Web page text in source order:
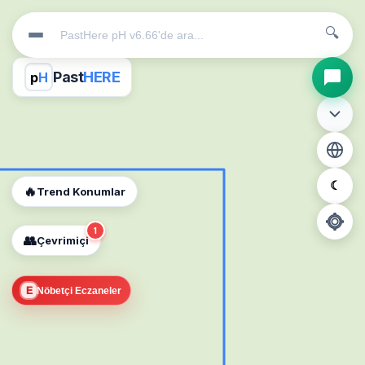
pH PastHERE
🔥Trend Konumlar
🔍
☾
👥Çevrimiçi
1
E Nöbetçi Eczaneler